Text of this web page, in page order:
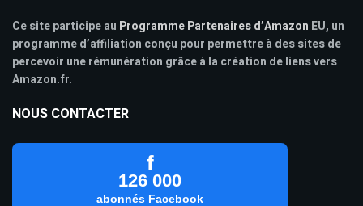
Ce site participe au Programme Partenaires d’Amazon EU, un
programme d’affiliation conçu pour permettre à des sites de
percevoir une rémunération grâce à la création de liens vers
Amazon.fr.
NOUS CONTACTER
f
126 000
abonnés Facebook